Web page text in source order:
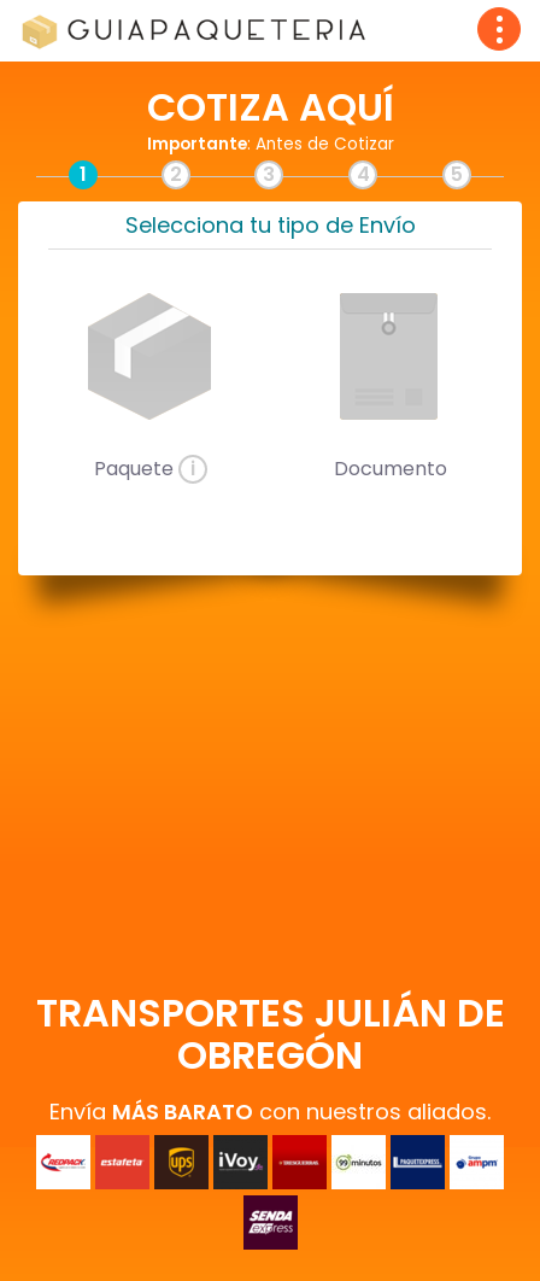
COTIZA AQUÍ
Importante: Antes de Cotizar
1 2 3 4 5
Selecciona tu tipo de Envío
Paquete i Documento
TRANSPORTES JULIÁN DE
OBREGÓN
Envía MÁS BARATO con nuestros aliados.